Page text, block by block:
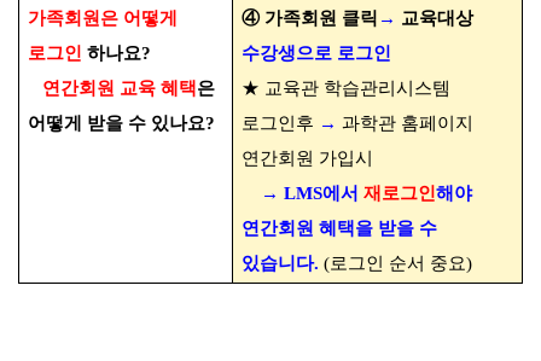
가족회원은 어떻게
로그인 하나요?
연간회원 교육 혜택은
어떻게 받을 수 있나요?
④ 가족회원 클릭 → 교육대상
수강생으로 로그인
★ 교육관 학습관리시스템
로그인후 → 과학관 홈페이지
연간회원 가입시
→ LMS에서 재로그인해야
연간회원 혜택을 받을 수
있습니다. (로그인 순서 중요)